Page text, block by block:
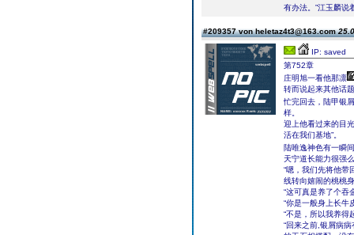
有办法。”江玉麟说
#209357 von heletaz4t3@163.com
IP: saved
第752章
庄明旭一看他那凛
转而说起来其他话
忙完回去，陆甲银
样。
迎上他看过来的目
活在我们基地”。
陆唯逸神色有一瞬
天宁道长能力很强
“嗯，我们先将他带
线转向嬉闹的桃桃
“这可真是养了个吞
“你是一般身上长牛
“不是，所以我养得
“回来之前,银屑病